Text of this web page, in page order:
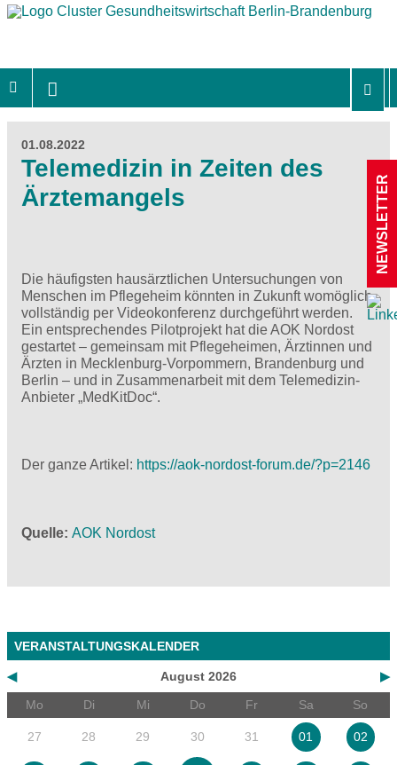
01.08.2022
Telemedizin in Zeiten des
Ärztemangels
Die häufigsten hausärztlichen Untersuchungen von
Menschen im Pflegeheim könnten in Zukunft womöglich
vollständig per Videokonferenz durchgeführt werden.
Ein entsprechendes Pilotprojekt hat die AOK Nordost
gestartet – gemeinsam mit Pflegeheimen, Ärztinnen und
Ärzten in Mecklenburg-Vorpommern, Brandenburg und
Berlin – und in Zusammenarbeit mit dem Telemedizin-
Anbieter „MedKitDoc“.
Der ganze Artikel: https://aok-nordost-forum.de/?p=2146
Quelle AOK Nordost
VERANSTALTUNGSKALENDER
◀ ▶
August 2026
Mo
Di Mi Do Fr Sa So
27 28 29 30 31 01 02
NEWSLETTER